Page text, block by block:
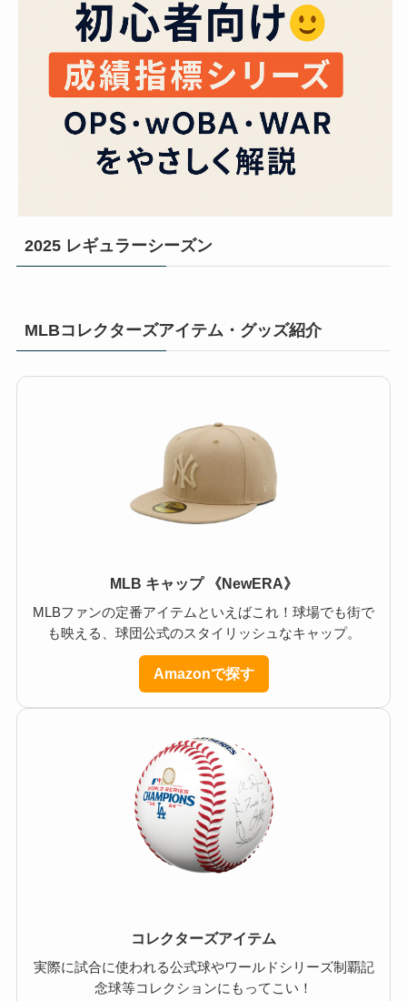
2025 レギュラーシーズン
MLBコレクターズアイテム・グッズ紹介
MLB キャップ 《NewERA》
MLBファンの定番アイテムといえばこれ！球場でも街で
も映える、球団公式のスタイリッシュなキャップ。
Amazonで探す
コレクターズアイテム
実際に試合に使われる公式球やワールドシリーズ制覇記
念球等コレクションにもってこい！